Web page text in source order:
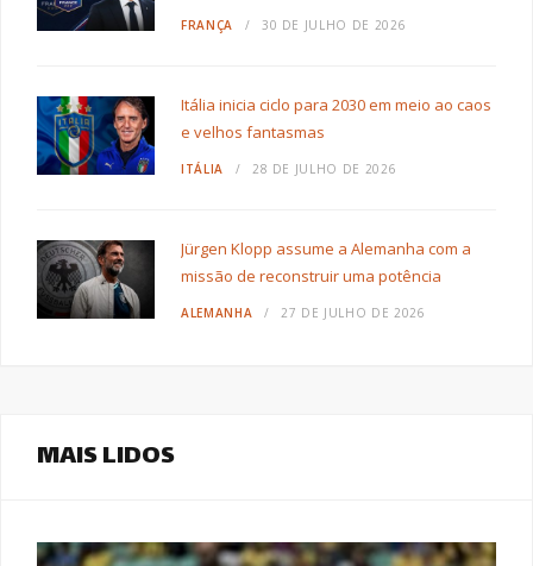
FRANÇA 30 DE JULHO DE 2026
Itália inicia ciclo para 2030 em meio ao caos
e velhos fantasmas
ITÁLIA 28 DE JULHO DE 2026
Jürgen Klopp assume a Alemanha com a
missão de reconstruir uma potência
ALEMANHA 27 DE JULHO DE 2026
MAIS LIDOS